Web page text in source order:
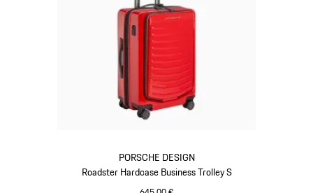
PORSCHE DESIGN
Roadster Hardcase Business Trolley S